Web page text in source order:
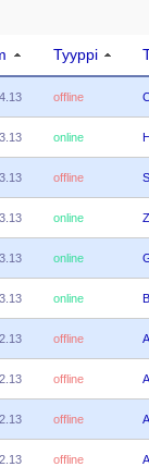
Tyyppi
offline
online
offline
online
online
online
offline
offline
offline
offline